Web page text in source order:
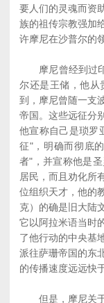
要人们的灵魂而资
族的祖传宗教强加
许摩尼在沙普尔的
摩尼曾经到过印
尔还是王储，他从
到，摩尼曾随一支
帝国。这些远征分
他宣称自己是琐罗
征"，明确而彻底
者"，并宣称他是
居民，而且劝化所
位组织天才，他的
克）的确是旧大陆
它以阿拉米语当时
了他行动的中央基
派往萨珊帝国的东
的传播速度远远快
但是，摩尼关于